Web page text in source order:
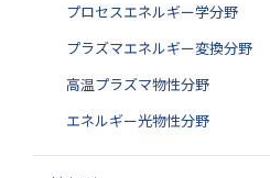
プロセスエネルギー学分野
プラズマエネルギー変換分野
高温プラズマ物性分野
エネルギー光物性分野